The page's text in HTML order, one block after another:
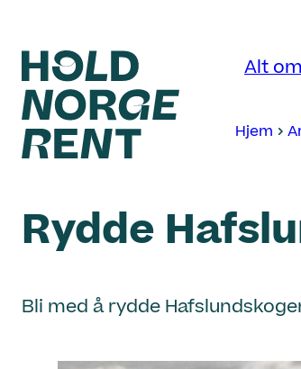
til
innhold
Norge
Rent
Alt
Hjem
Rydde
Bli med å rydde